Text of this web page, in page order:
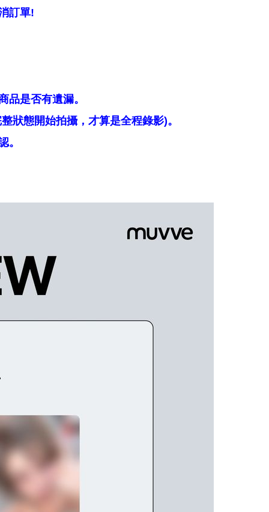
訂單!
品是否有遺漏。
狀態開始拍攝，才算是全程錄影)。
。